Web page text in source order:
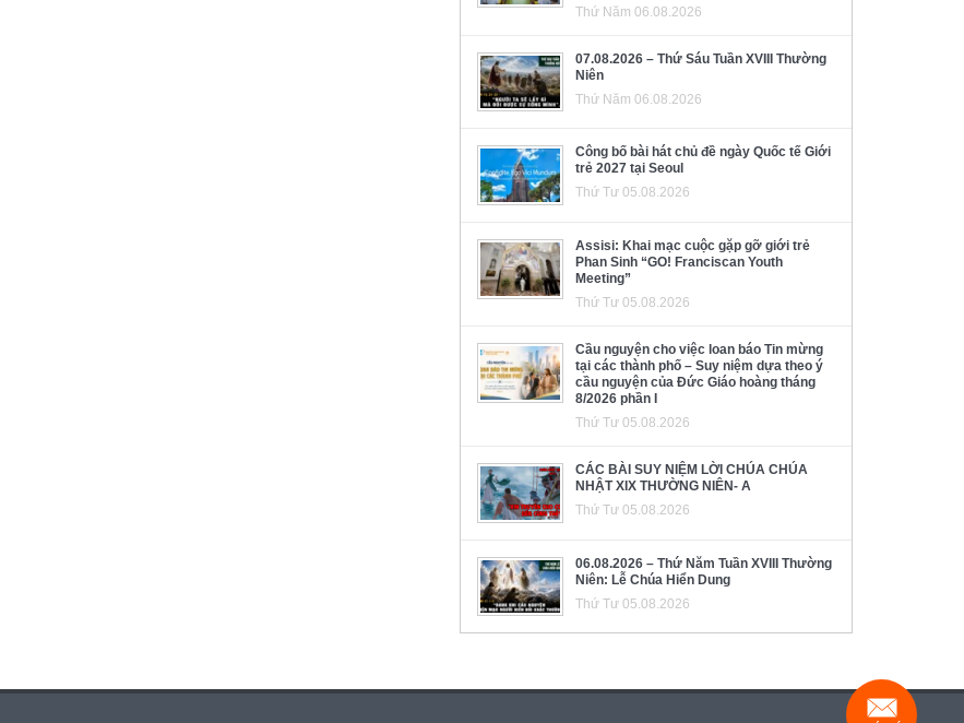
Thứ Năm 06.08.2026
07.08.2026 – Thứ Sáu Tuần XVIII Thường
Niên
Thứ Năm 06.08.2026
Công bố bài hát chủ đề ngày Quốc tế Giới
trẻ 2027 tại Seoul
Thứ Tư 05.08.2026
Assisi: Khai mạc cuộc gặp gỡ giới trẻ
Phan Sinh “GO! Franciscan Youth
Meeting”
Thứ Tư 05.08.2026
Cầu nguyện cho việc loan báo Tin mừng
tại các thành phố – Suy niệm dựa theo ý
cầu nguyện của Đức Giáo hoàng tháng
8/2026 phần I
Thứ Tư 05.08.2026
CÁC BÀI SUY NIỆM LỜI CHÚA CHÚA
NHẬT XIX THƯỜNG NIÊN- A
Thứ Tư 05.08.2026
06.08.2026 – Thứ Năm Tuần XVIII Thường
Niên: Lễ Chúa Hiển Dung
Thứ Tư 05.08.2026